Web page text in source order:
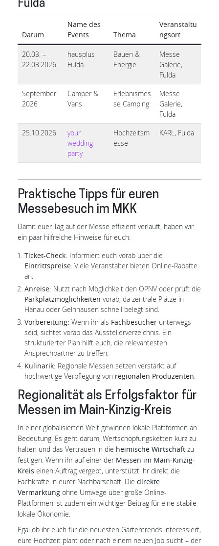
Fulda
Datum
Name des
Events
Thema
Veranstaltu
ngsort
20.03. –
22.03.2026
hausplus
Fulda
Bauen &
Energie
Messe
Galerie,
Fulda
September
2026
Camper &
Vans
Erlebnismes
se Camping
Messe
Galerie,
Fulda
25.10.2026
your
wedding
party
Hochzeitsm
esse
KARL, Fulda
Praktische Tipps für euren
Messebesuch im MKK
Damit euer Tag auf der Messe effizient verläuft, haben wir
ein paar hilfreiche Hinweise für euch:
Ticket-Check: Informiert euch vorab über die
Eintrittspreise. Viele Veranstalter bieten Online-Rabatte
an.
Anreise: Nutzt nach Möglichkeit den ÖPNV oder prüft die
Parkplatzmöglichkeiten vorab, da zentrale Plätze in
Hanau oder Gelnhausen schnell belegt sind.
Vorbereitung: Wenn ihr als Fachbesucher unterwegs
seid, sichtet vorab das Ausstellerverzeichnis. Ein
strukturierter Plan hilft euch, die relevantesten
Ansprechpartner zu treffen.
Kulinarik: Regionale Messen setzen verstärkt auf
hochwertige Verpflegung von regionalen Produzenten.
Regionalität als Erfolgsfaktor für
Messen im Main-Kinzig-Kreis
In einer globalisierten Welt gewinnen lokale Plattformen an
Bedeutung. Es geht darum, Wertschöpfungsketten kurz zu
halten und das Vertrauen in die heimische Wirtschaft zu
festigen. Wenn ihr auf einer der Messen im Main-Kinzig-
Kreis einen Auftrag vergebt, unterstützt ihr direkt die
Fachkräfte in eurer Nachbarschaft. Die direkte
Vermarktung ohne Umwege über große Online-
Plattformen ist zudem ein wichtiger Beitrag für eine stabile
lokale Ökonomie.
Egal ob ihr euch für die neuesten Gartentrends interessiert,
eure Hochzeit plant oder nach einem neuen Job sucht – der